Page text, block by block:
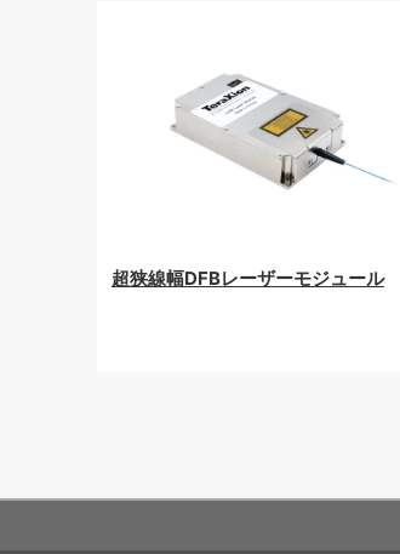
超狭線幅DFBレーザーモジュール